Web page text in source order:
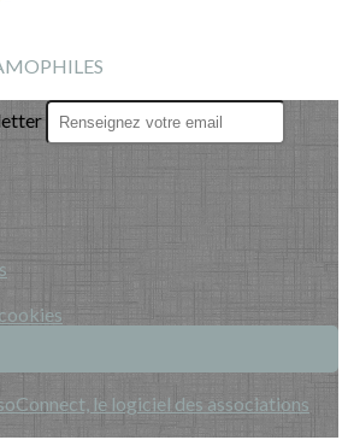
le logiciel des associations